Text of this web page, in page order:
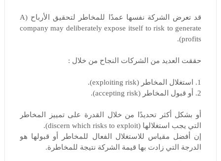
قد تعرض الشركة نفسها عمدًا للمخاطر لتحقيق الأرباح (A
company may deliberately expose itself to risk to generate
profits).
حققت العديد من الشركات النجاح من خلال :
1. استغلال المخاطر (exploiting risk).
2. أو قبول المخاطر (accepting risk).
أو بشكل أكثر تحديدًا من خلال القدرة على تمييز المخاطر
التي يجب استغلالها (discern which risks to exploit).
إن أفضل مقياس للاستغلال الفعال للمخاطر أو قبولها هو
الدرجة التي زادت بها قيمة الشركة نتيجة للمخاطرة.